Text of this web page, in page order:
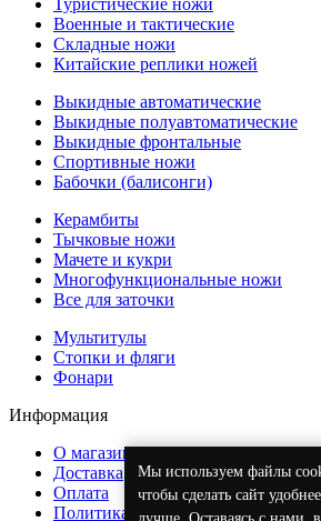
Мы используем файлы
чтобы сделать сайт
Туристические ножи
Военные и тактические
Складные ножи
Китайские реплики ножей
Выкидные автоматические
Выкидные полуавтоматические
Выкидные фронтальные
Спортивные ножи
Бабочки (балисонги)
Керамбиты
Тычковые ножи
Мачете и кукри
Многофункциональные ножи
Все для заточки
Мультитулы
Стопки и фляги
Фонари
Информация
О магазине
Доставка
Оплата
Политика обработки